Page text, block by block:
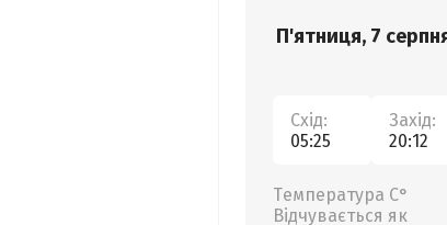
П'ятниця, 7
Схід:
05:25
Захід:
20:12
Температура С°
Відчувається як